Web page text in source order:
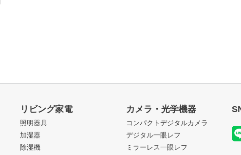
リビング家電
照明器具
加湿器
除湿機
カメラ・光学機器
コンパクトデジタルカメラ
デジタル一眼レフ
ミラーレス一眼レフ